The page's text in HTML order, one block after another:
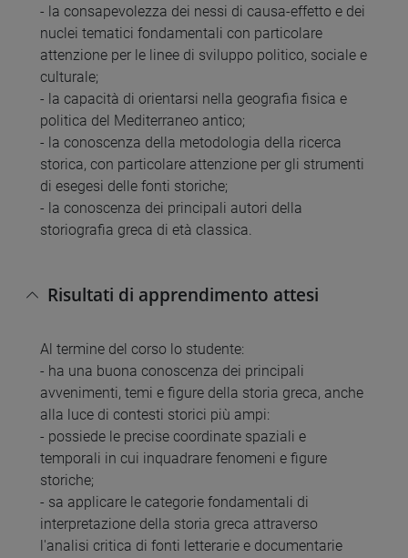
- la consapevolezza dei nessi di causa-effetto e dei
nuclei tematici fondamentali con particolare
attenzione per le linee di sviluppo politico, sociale e
culturale;
- la capacità di orientarsi nella geografia fisica e
politica del Mediterraneo antico;
- la conoscenza della metodologia della ricerca
storica, con particolare attenzione per gli strumenti
di esegesi delle fonti storiche;
- la conoscenza dei principali autori della
storiografia greca di età classica.
Risultati di apprendimento attesi
Al termine del corso lo studente:
- ha una buona conoscenza dei principali
avvenimenti, temi e figure della storia greca, anche
alla luce di contesti storici più ampi:
- possiede le precise coordinate spaziali e
temporali in cui inquadrare fenomeni e figure
storiche;
- sa applicare le categorie fondamentali di
interpretazione della storia greca attraverso
l'analisi critica di fonti letterarie e documentarie